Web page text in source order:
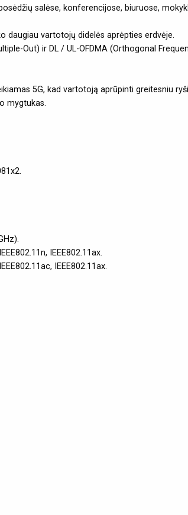
salėse, konferencijose, biuruose,
daugiau vartotojų didelės aprėpties erdvėje.
Out) ir DL / UL-OFDMA (Orthogonal
5G, kad vartotoją aprūpinti greitesniu
mygtukas.
IEEE802.11ax.
IEEE802.11ax.